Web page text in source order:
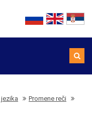
Promene reči